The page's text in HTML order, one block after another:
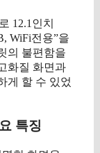
12.1인치
WiFi전용”을
의 불편함을
화질 화면과
게 할 수 있었
특징